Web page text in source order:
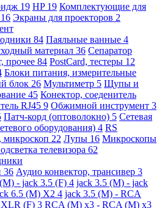
19 HP 19 Комплектующие для
16 Экраны для проекторов 2
84 Паяльные ванные 4
материал 36 Сепаратор
прочее 84 PostCard, тестеры 12
Блоки питания, измерительные
блок 26 Мультиметр 5 Щупы и
45 Конектор, соеденитель
RJ45 9 Обжимной инструмент 3
Патч-корд (оптоволокно) 5 Сетевая
оборудования) 4 RS
микроскоп 22 Лупы 16 Микроскопы
телевизора 62
36 Аудио конвектор, трансивер 3
- jack 3.5 (F) 4 jack 3.5 (M) - jack
6.5 (M) X2 4 jack 3.5 (M) - RCA
XLR (F) 3 RCA (M) x3 - RCA (M) x3